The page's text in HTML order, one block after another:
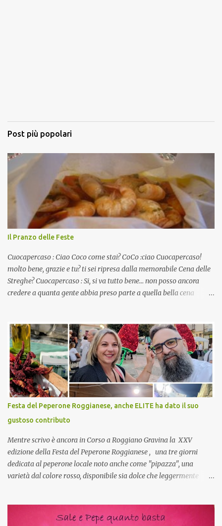
Post più popolari
Il Pranzo delle Feste
Cuocapercaso : Ciao Coco come stai? CoCo :ciao Cuocapercaso!
molto bene, grazie e tu? ti sei ripresa dalla memorabile Cena delle
Streghe? Cuocapercaso : Si, si va tutto bene… non posso ancora
credere a quanta gente abbia preso parte a quella bella cena
pranzo, racconta un po'! Perchè io avrò ospiti e cerco degli spunti...
Cuocapercaso : A dire il vero domenica prossima non preparo
nulla perché vado al Pranzo Aziendale di fine anno organizzato dai
mie capi! CoCo : Pranzo aziendale? Una bella idea! Cuocapercaso :
si, è un modo per riunirsi tutti a fine anno e tirare le somme…
naturalmente mangiando tutti insieme, con grande convivialità!
CoCo : è naturale il cibo, come sappiamo bene, funziona spesso da
collante e anche nel lavoro riesce a creare spesso l’ambiente
favorevole per molte belle opportunità, non trovi? Cuocapercaso :
Si, concordo! …addirittura si dice...
Festa del Peperone Roggianese, anche ELITE ha dato il suo
gustoso contributo
Mentre scrivo è ancora in Corso a Roggiano Gravina la XXV
edizione della Festa del Peperone Roggianese , una tre giorni
dedicata al peperone locale noto anche come "pipazza", una
varietà dal colore rosso, disponibile sia dolce che leggermente
(Pat) della Calabria. Un ingrediente versatile in cucina, utilizzato
fresco o essiccato in ricette della tradizione o in piatti innovativi.